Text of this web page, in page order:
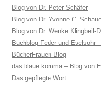
Blog von Dr. Peter Schäfer
Blog von Dr. Yvonne C.
Blog von Dr. Wenke Klingbeil-
Buchblog Feder und Eselsohr
BücherFrauen-Blog
das blaue komma – Blog von
Das gepflegte Wort